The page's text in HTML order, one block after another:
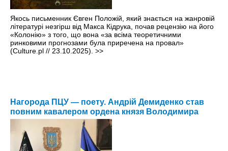
Якось письменник Євген Положій, який знається на жанровій
літературі незгірш від Макса Кідрука, почав рецензію на його
«Колонію» з того, що вона «за всіма теоретичними
ринковими прогнозами була приречена на провал»
(Culture.pl // 23.10.2025). >>
Нагорода ПЦУ — поету. Андрій Демиденко став
повним кавалером ордена князя Володимира